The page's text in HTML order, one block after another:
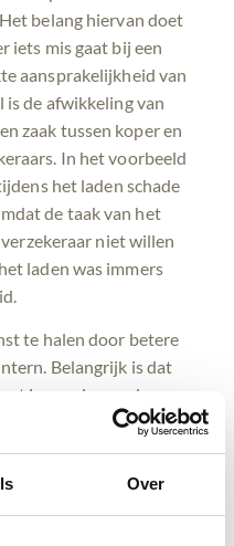
Over
belang hiervan doet
iets mis gaat bij een
aansprakelijkheid van
de afwikkeling van
zaak tussen koper en
In het voorbeeld
het laden schade
de taak van het
niet willen
laden was immers
te halen door betere
Belangrijk is dat
is van de gevolgen
met afnemers.
(risico’s, kosten,
belangrijk dat